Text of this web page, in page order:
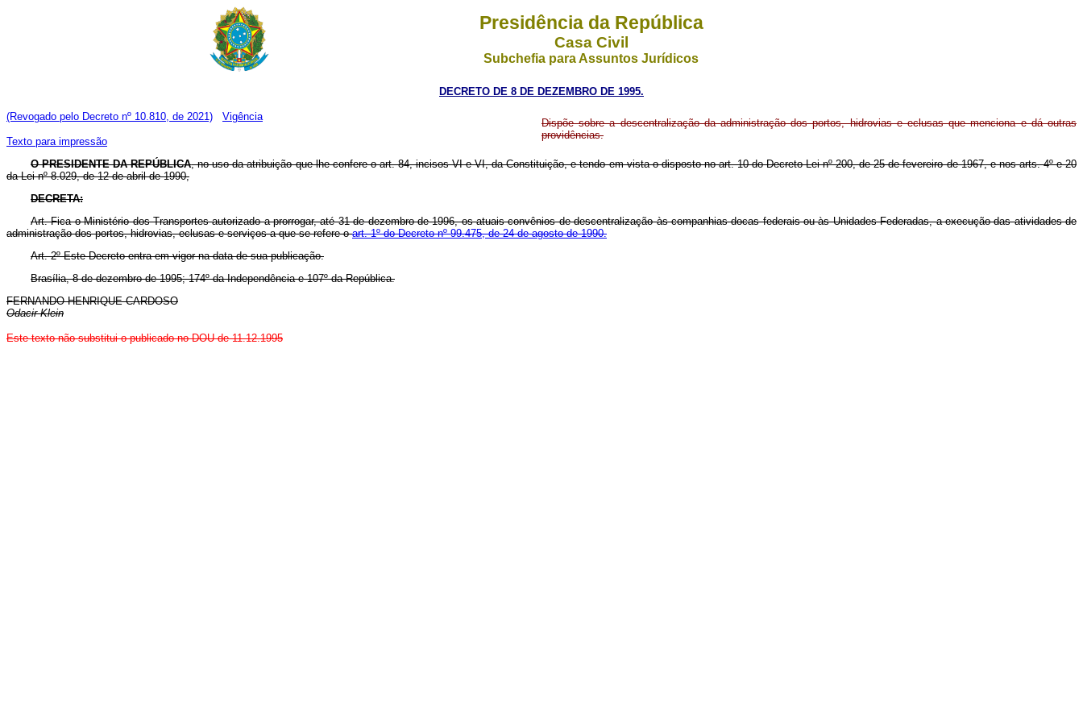
Presidência da República
Casa Civil
Subchefia para Assuntos Jurídicos
DECRETO DE 8 DE DEZEMBRO DE 1995.
(Revogado pelo Decreto nº 10.810, de 2021) Vigência
Texto para impressão
Dispõe sobre a descentralização da administração dos portos, hidrovias e eclusas que menciona e dá outras
providências.
O PRESIDENTE DA REPÚBLICA, no uso da atribuição que lhe confere o art. 84, incisos VI e VI, da Constituição, e tendo em vista o disposto no art. 10 do Decreto-Lei nº 200, de 25 de fevereiro de 1967, e nos arts. 4º e 20
da Lei nº 8.029, de 12 de abril de 1990,
DECRETA:
Art. Fica o Ministério dos Transportes autorizado a prorrogar, até 31 de dezembro de 1996, os atuais convênios de descentralização às companhias docas federais ou às Unidades Federadas, a execução das atividades de
administração dos portos, hidrovias, eclusas e serviços a que se refere oart. 1º do Decreto nº 99.475, de 24 de agosto de 1990.
Art. 2º Este Decreto entra em vigor na data de sua publicação.
Brasília, 8 de dezembro de 1995; 174º da Independência e 107º da República.
FERNANDO HENRIQUE CARDOSO
Odacir Klein
Este texto não substitui o publicado no DOU de 11.12.1995